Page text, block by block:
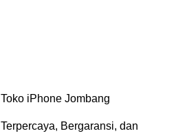
Toko iPhone Jombang
Terpercaya, Bergaransi, dan